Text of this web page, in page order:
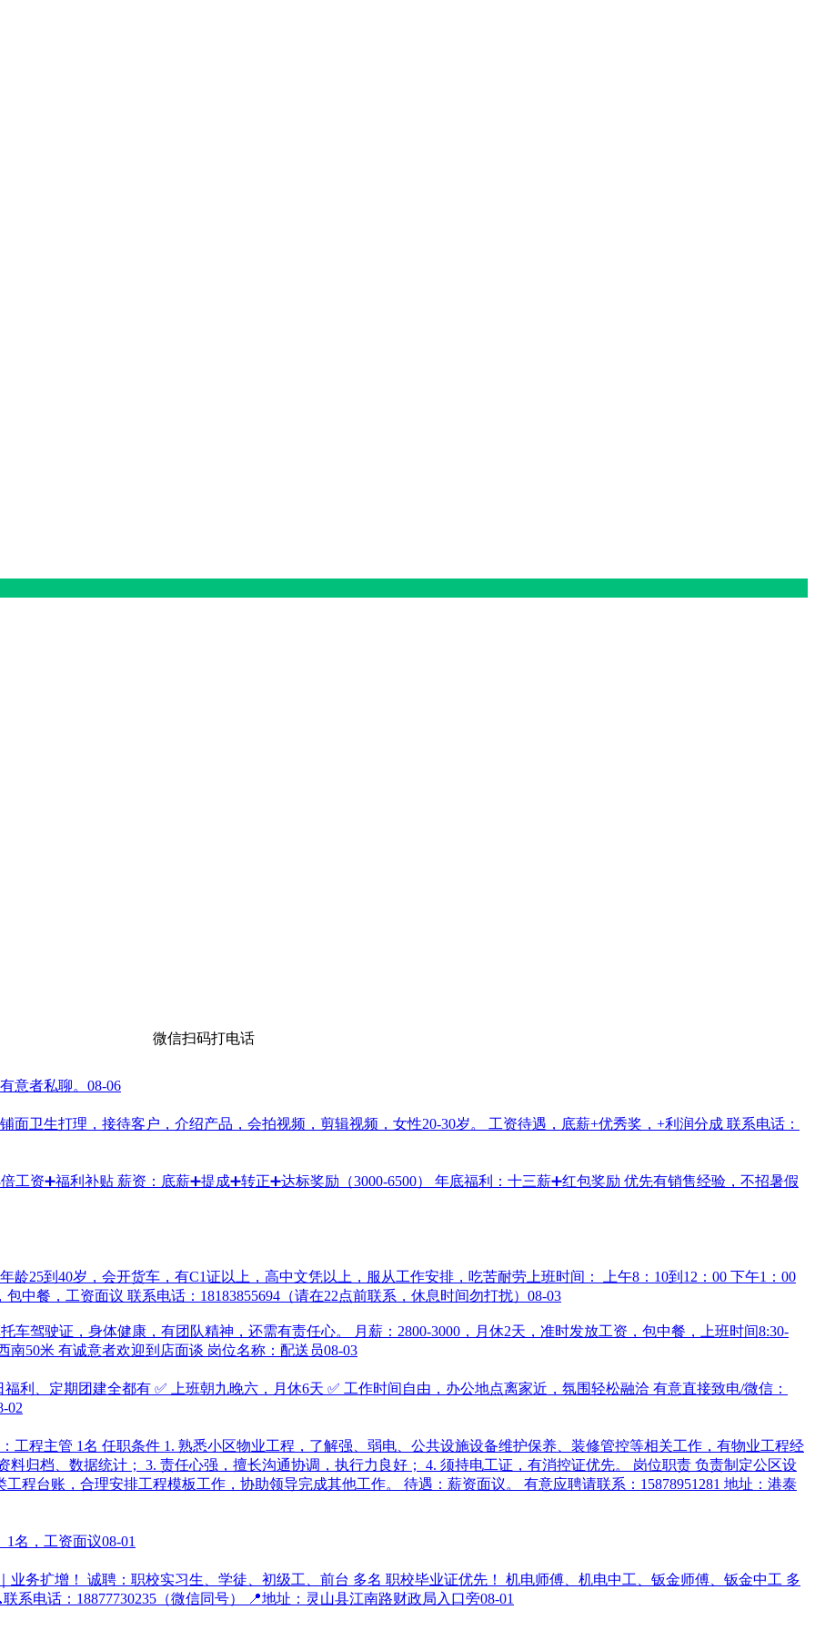
微信扫码打电话
意者私聊。 08-06
卫生打理，接待客户，介绍产品，会拍视频，剪辑视频，女性20-30岁。 工资待遇，底薪+优秀奖，+利润分成 联系电话：
资➕福利补贴 薪资：底薪➕提成➕转正➕达标奖励（3000-6500） 年底福利：十三薪➕红包奖励 优先有销售经验，不招暑假
25到40岁，会开货车，有C1证以上，高中文凭以上，服从工作安排，吃苦耐劳上班时间： 上午8：10到12：00 下午1：00
中餐，工资面议 联系电话：18183855694（请在22点前联系，休息时间勿打扰） 08-03
车驾驶证，身体健康，有团队精神，还需有责任心。 月薪：2800-3000，月休2天，准时发放工资，包中餐，上班时间8:30-
南50米 有诚意者欢迎到店面谈 岗位名称：配送员08-03
利、定期团建全都有 ✅ 上班朝九晚六，月休6天 ✅ 工作时间自由，办公地点离家近，氛围轻松融洽 有意直接致电/微信：
02
工程主管 1名 任职条件 1. 熟悉小区物业工程，了解强、弱电、公共设施设备维护保养、装修管控等相关工作，有物业工程经
归档、数据统计； 3. 责任心强，擅长沟通协调，执行力良好； 4. 须持电工证，有消控证优先。 岗位职责 负责制定公区设
程台账，合理安排工程模板工作，协助领导完成其他工作。 待遇：薪资面议。 有意应聘请联系：15878951281 地址：港泰
1名，工资面议08-01
务扩增！ 诚聘：职校实习生、学徒、初级工、前台 多名 职校毕业证优先！ 机电师傅、机电中工、钣金师傅、钣金中工 多
系电话：18877730235（微信同号） 📍地址：灵山县江南路财政局入口旁08-01